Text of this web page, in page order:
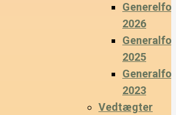
2026
2025
2023
Vedtægter